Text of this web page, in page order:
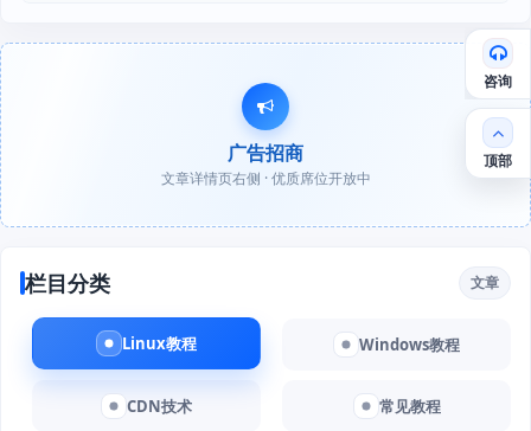
广告招商
文章详情页右侧 · 优质席位开放中
栏目分类 文章
Linux教程 Windows教程
CDN技术 常见教程
咨询
顶部